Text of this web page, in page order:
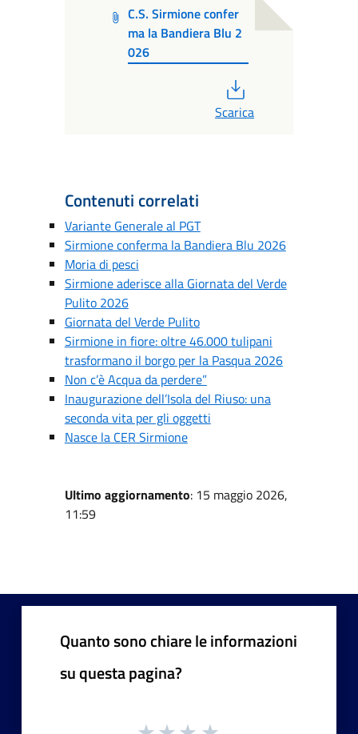
C.S. Sirmione confer
ma la Bandiera Blu 2
026
Scarica
Contenuti correlati
Variante Generale al PGT
Sirmione conferma la Bandiera Blu 2026
Moria di pesci
Sirmione aderisce alla Giornata del Verde
Pulito 2026
Giornata del Verde Pulito
Sirmione in fiore: oltre 46.000 tulipani
trasformano il borgo per la Pasqua 2026
Non c’è Acqua da perdere”
Inaugurazione dell’Isola del Riuso: una
seconda vita per gli oggetti
Nasce la CER Sirmione
Ultimo aggiornamento: 15 maggio 2026,
11:59
Quanto sono chiare le informazioni
su questa pagina?